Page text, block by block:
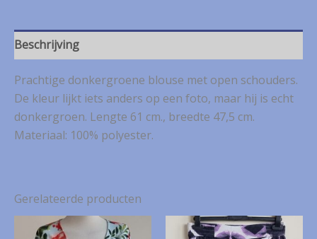
34
aantal
Beschrijving
Prachtige donkergroene blouse met open schouders.
De kleur lijkt iets anders op een foto, maar hij is echt
donkergroen. Lengte 61 cm., breedte 47,5 cm.
Materiaal: 100% polyester.
Gerelateerde producten